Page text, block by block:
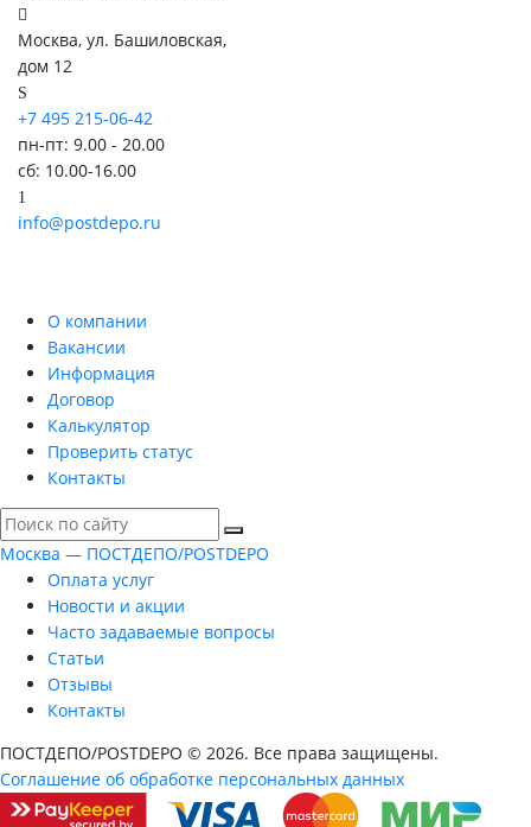
Москва, ул. Башиловская,
дом 12
+7 495 215-06-42
пн-пт: 9.00 - 20.00
сб: 10.00-16.00
info@postdepo.ru
О компании
Вакансии
Информация
Договор
Калькулятор
Проверить статус
Контакты
Москва — ПОСТДЕПО/POSTDEPO
Оплата услуг
Новости и акции
Часто задаваемые вопросы
Статьи
Отзывы
Контакты
ПОСТДЕПО/POSTDEPO © 2026. Все права защищены.
Соглашение об обработке персональных данных